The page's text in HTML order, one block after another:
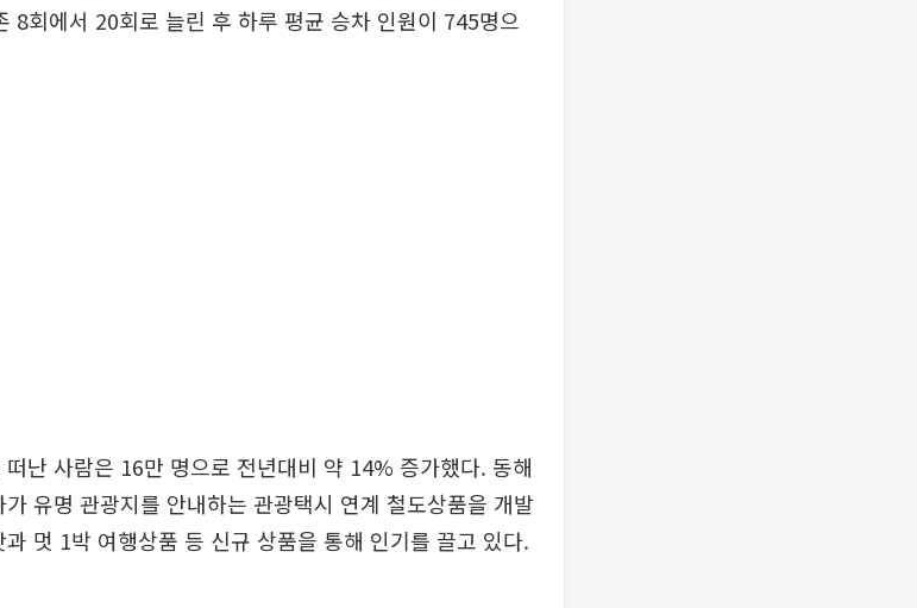
8회에서 20회로 늘린 후 하루 평균 승차 인원이 745명으
난 사람은 16만 명으로 전년대비 약 14% 증가했다. 동해
유명 관광지를 안내하는 관광택시 연계 철도상품을 개발
멋 1박 여행상품 등 신규 상품을 통해 인기를 끌고 있다.